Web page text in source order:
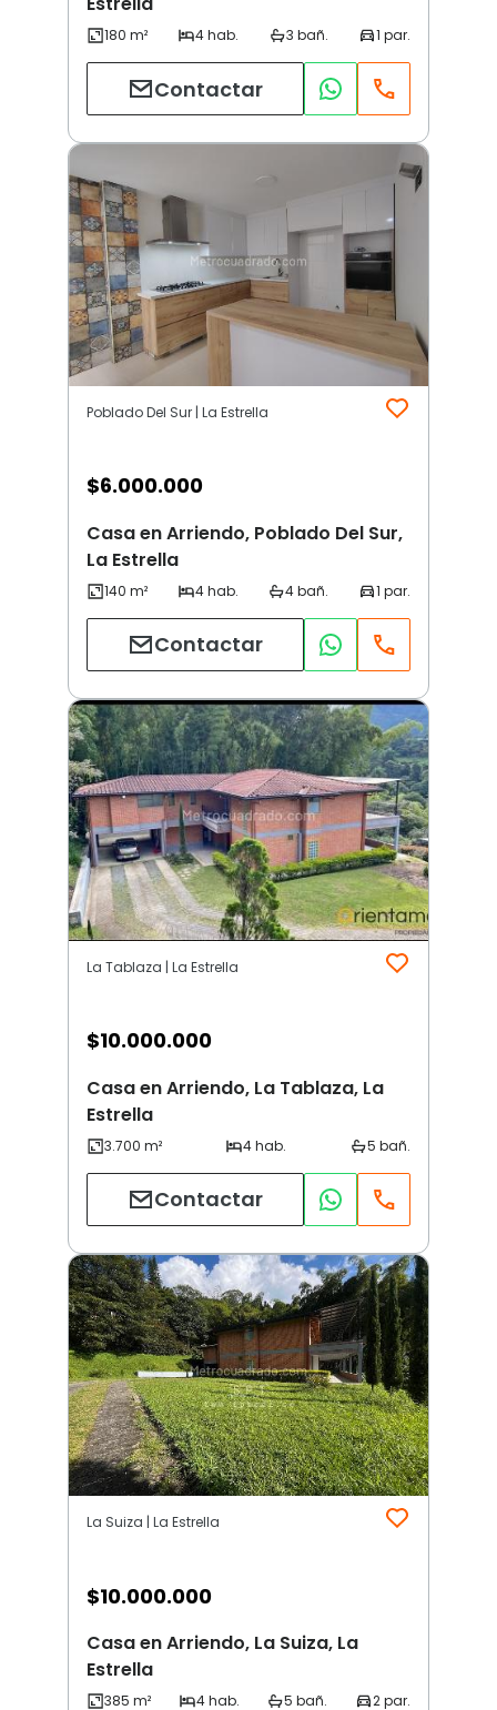
Contactar
Poblado Del Sur | La Estrella
$6.000.000
Casa en Arriendo, Poblado Del Sur,
La Estrella
Contactar
La Tablaza | La Estrella
$10.000.000
Casa en Arriendo, La Tablaza, La
Estrella
Contactar
La Suiza | La Estrella
$10.000.000
Casa en Arriendo, La Suiza, La
Estrella